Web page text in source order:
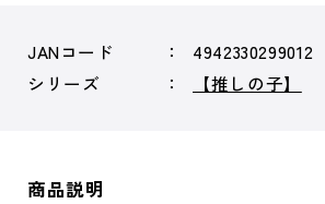
JANコード
4942330299012
シリーズ
【推しの子】
商品説明